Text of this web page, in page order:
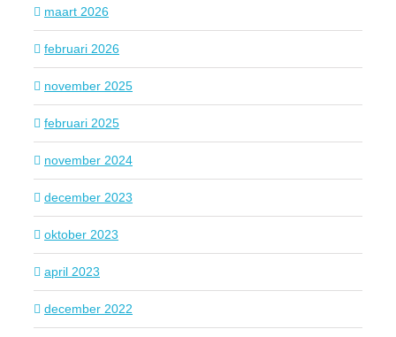
maart 2026
februari 2026
november 2025
februari 2025
november 2024
december 2023
oktober 2023
april 2023
december 2022